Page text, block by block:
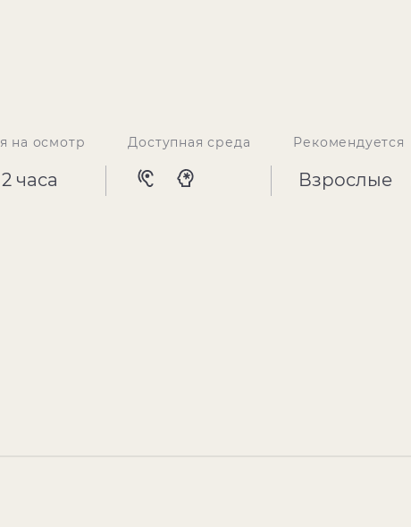
на осмотр
2 часа
Доступная среда Рекомендуется
Взрослые